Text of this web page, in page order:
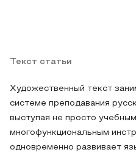
Текст статьи
Художественный текст
системе преподавания
выступая не просто
многофункциональным
одновременно развивает